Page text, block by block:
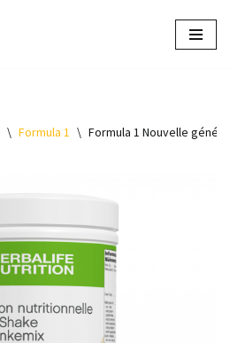
\ Formula 1 \ Formula 1 Nouvelle